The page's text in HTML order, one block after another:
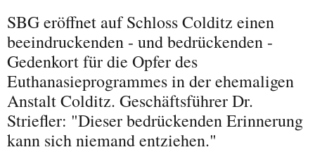
SBG eröffnet auf Schloss Colditz einen
beeindruckenden - und bedrückenden -
Gedenkort für die Opfer des
Euthanasieprogrammes in der ehemaligen
Anstalt Colditz. Geschäftsführer Dr.
Striefler: "Dieser bedrückenden Erinnerung
kann sich niemand entziehen."